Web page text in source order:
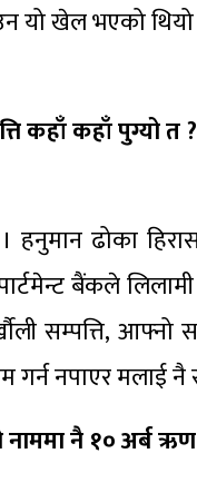
यो खेल भएको
कहाँ कहाँ पुग्यो त ?
ढोका
बैंकले
सम्पत्ति,
गर्न नपाएर मलाई
नै १० अर्ब